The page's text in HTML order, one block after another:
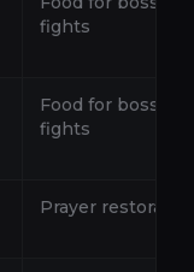
fights
Food for boss
fights
Prayer